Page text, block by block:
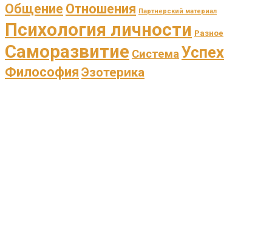
Общение Отношения Партнерский материал
Психология личности Разное
Саморазвитие СистемаУспех
Философия Эзотерика